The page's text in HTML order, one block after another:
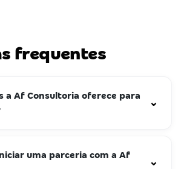
frequentes
a Af Consultoria oferece para
⌄
uma parceria com a Af
⌄